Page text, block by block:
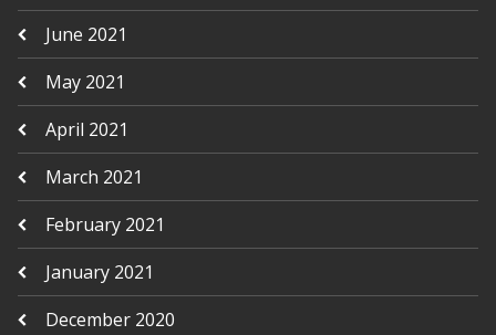
June 2021
May 2021
April 2021
March 2021
February 2021
January 2021
December 2020